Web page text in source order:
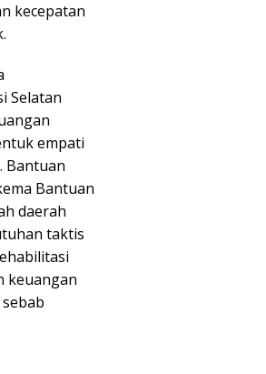
kecepatan
Selatan
empati
Bantuan
Bantuan
daerah
taktis
keuangan